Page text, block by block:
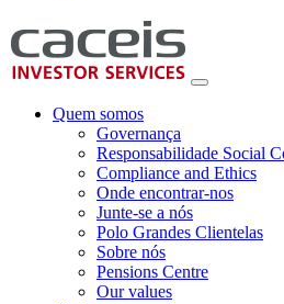
Quem somos
Governança
Responsabilidade Social
Compliance and Ethics
Onde encontrar-nos
Junte-se a nós
Polo Grandes Clientelas
Sobre nós
Pensions Centre
Our values